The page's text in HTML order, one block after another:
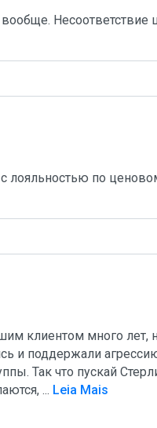
Несоответствие
с лояльностью по
клиентом много
и поддержали
Так что пускай
... Leia Mais